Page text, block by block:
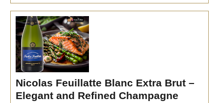
Nicolas Feuillatte Blanc Extra Brut –
Elegant and Refined Champagne